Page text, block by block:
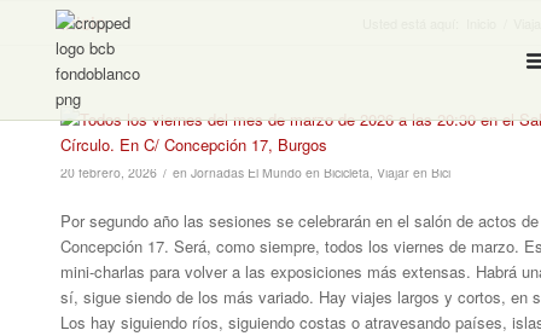
Inicio
20 febrero, 2026 / en Jornadas El Mundo en Bicicleta, Viajar en Bici
Por segundo año las sesiones se celebrarán en el salón de actos
Concepción 17. Será, como siempre, todos los viernes de marzo.
mini-charlas para volver a las exposiciones más extensas. Habrá
sí, sigue siendo de los más variado. Hay viajes largos y cortos, en
Los hay siguiendo ríos, siguiendo costas o atravesando países,